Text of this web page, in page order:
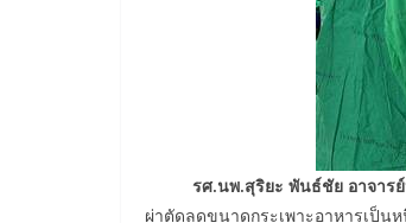
รศ.นพ.สุริยะ พันธ์ชัย อาจารย์
ผ่าตัดลดขนาดกระเพาะอาหารเป็น